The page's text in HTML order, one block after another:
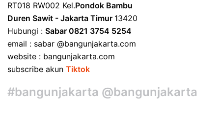
RT018 RW002 Kel.Pondok Bambu
Duren Sawit - Jakarta Timur 13420
Hubungi : Sabar 0821 3754 5254
email : sabar @bangunjakarta.com
website : bangunjakarta.com
subscribe akun Tiktok
#bangunjakarta @bangunjakarta